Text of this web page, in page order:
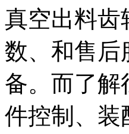
真空出料齿
数、和售后
备。而了解
件控制、装